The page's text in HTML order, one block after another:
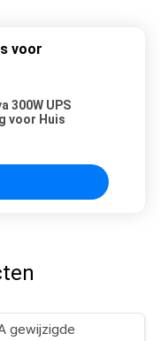
voor
300W UPS
voor Huis
gewijzigde